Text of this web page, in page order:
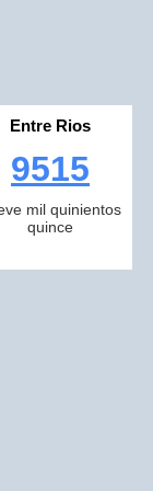
Entre Rios
9515
mil quinientos
quince